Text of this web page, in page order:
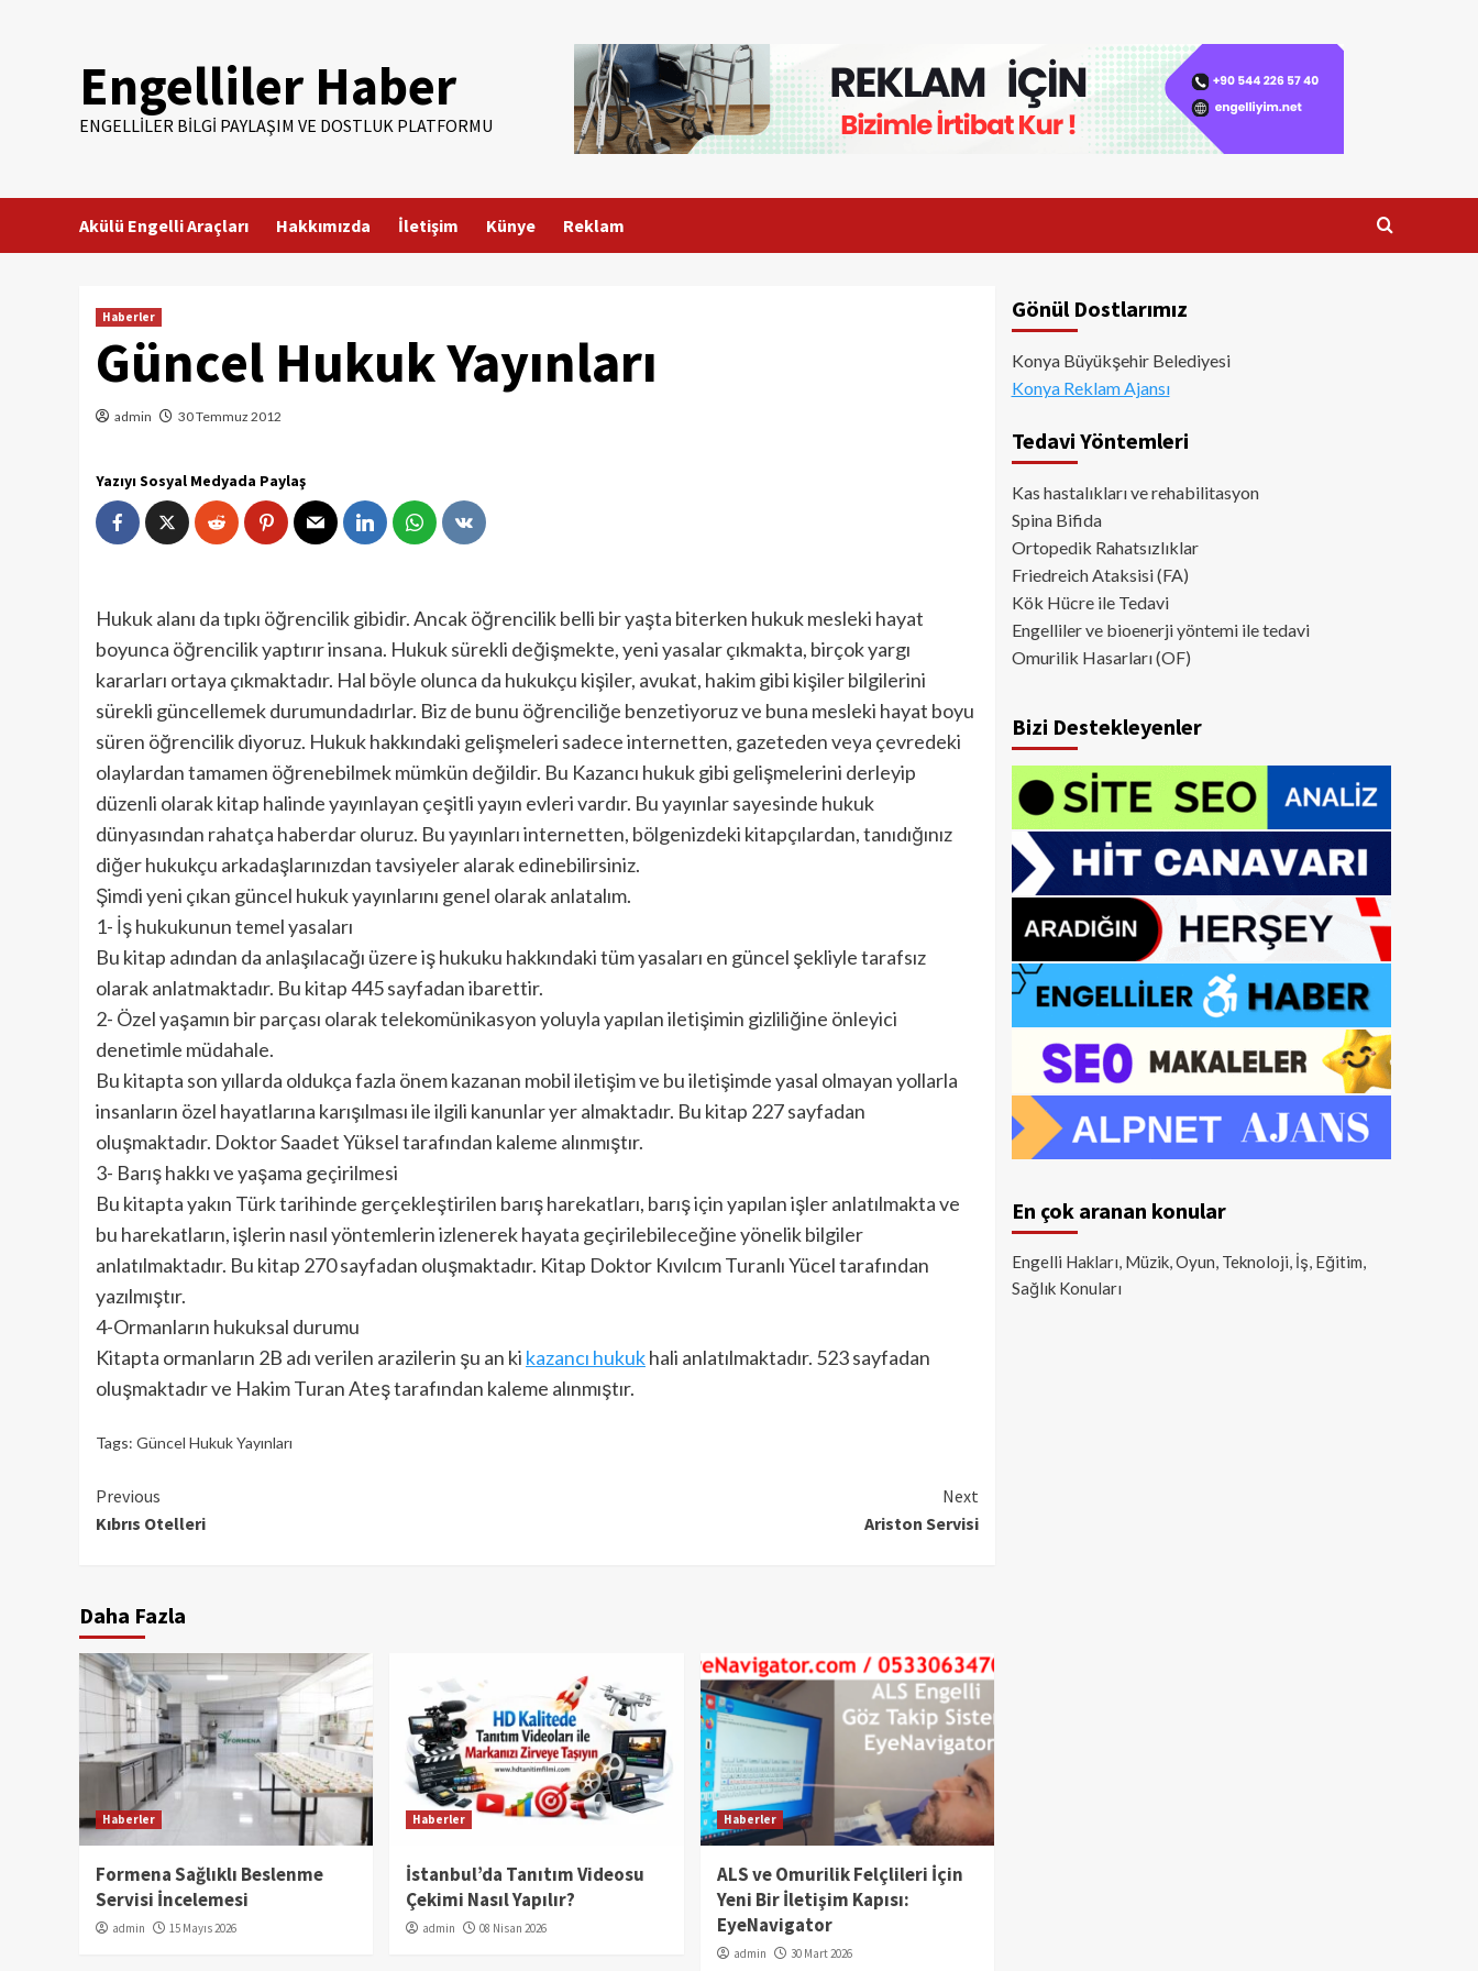
Engelliler Haber
ENGELLILER BILGI PAYLAŞIM VE DOSTLUK PLATFORMU
Akülü Engelli Araçları Hakkımızda İletişim Künye Reklam
Haberler
Güncel Hukuk Yayınları
admin 30 Temmuz 2012
Yazıyı Sosyal Medyada Paylaş
Hukuk alanı da tıpkı öğrencilik gibidir. Ancak öğrencilik belli bir yaşta biterken hukuk mesleki hayat
boyunca öğrencilik yaptırır insana. Hukuk sürekli değişmekte, yeni yasalar çıkmakta, birçok yargı
kararları ortaya çıkmaktadır. Hal böyle olunca da hukukçu kişiler, avukat, hakim gibi kişiler bilgilerini
sürekli güncellemek durumundadırlar. Biz de bunu öğrenciliğe benzetiyoruz ve buna mesleki hayat boyu
süren öğrencilik diyoruz. Hukuk hakkındaki gelişmeleri sadece internetten, gazeteden veya çevredeki
olaylardan tamamen öğrenebilmek mümkün değildir. Bu Kazancı hukuk gibi gelişmelerini derleyip
düzenli olarak kitap halinde yayınlayan çeşitli yayın evleri vardır. Bu yayınlar sayesinde hukuk
dünyasından rahatça haberdar oluruz. Bu yayınları internetten, bölgenizdeki kitapçılardan, tanıdığınız
diğer hukukçu arkadaşlarınızdan tavsiyeler alarak edinebilirsiniz.
Şimdi yeni çıkan güncel hukuk yayınlarını genel olarak anlatalım.
1- İş hukukunun temel yasaları
Bu kitap adından da anlaşılacağı üzere iş hukuku hakkındaki tüm yasaları en güncel şekliyle tarafsız
olarak anlatmaktadır. Bu kitap 445 sayfadan ibarettir.
2- Özel yaşamın bir parçası olarak telekomünikasyon yoluyla yapılan iletişimin gizliliğine önleyici
denetimle müdahale.
Bu kitapta son yıllarda oldukça fazla önem kazanan mobil iletişim ve bu iletişimde yasal olmayan yollarla
insanların özel hayatlarına karışılması ile ilgili kanunlar yer almaktadır. Bu kitap 227 sayfadan
oluşmaktadır. Doktor Saadet Yüksel tarafından kaleme alınmıştır.
3- Barış hakkı ve yaşama geçirilmesi
Bu kitapta yakın Türk tarihinde gerçekleştirilen barış harekatları, barış için yapılan işler anlatılmakta ve
bu harekatların, işlerin nasıl yöntemlerin izlenerek hayata geçirilebileceğine yönelik bilgiler
anlatılmaktadır. Bu kitap 270 sayfadan oluşmaktadır. Kitap Doktor Kıvılcım Turanlı Yücel tarafından
yazılmıştır.
4-Ormanların hukuksal durumu
Kitapta ormanların 2B adı verilen arazilerin şu an ki kazancı hukukhali anlatılmaktadır. 523 sayfadan
oluşmaktadır ve Hakim Turan Ateş tarafından kaleme alınmıştır.
Tags: Güncel Hukuk Yayınları
Continue
Reading
Previous
Kıbrıs Otelleri
Next
Ariston Servisi
Daha Fazla
Haberler
Formena Sağlıklı Beslenme
Servisi İncelemesi
admin 15 Mayıs 2026
Haberler
İstanbul’da Tanıtım Videosu
Çekimi Nasıl Yapılır?
admin 08 Nisan 2026
Haberler
ALS ve Omurilik Felçlileri İçin
Yeni Bir İletişim Kapısı:
EyeNavigator
admin 30 Mart 2026
Gönül Dostlarımız
Konya Büyükşehir Belediyesi
Konya Reklam Ajansı
Tedavi Yöntemleri
Kas hastalıkları ve rehabilitasyon
Spina Bifida
Ortopedik Rahatsızlıklar
Friedreich Ataksisi (FA)
Kök Hücre ile Tedavi
Engelliler ve bioenerji yöntemi ile tedavi
Omurilik Hasarları (OF)
Bizi Destekleyenler
En çok aranan konular
Engelli Hakları, Müzik, Oyun, Teknoloji, İş, Eğitim,
Sağlık Konuları